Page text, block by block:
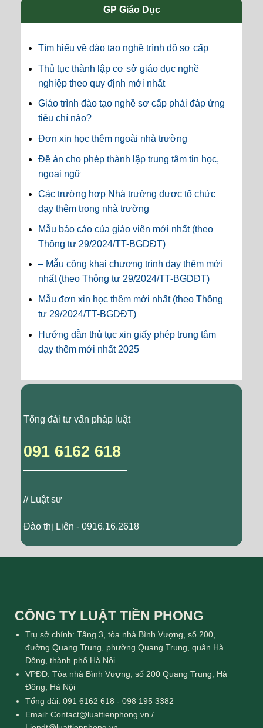
GP Giáo Dục
Tìm hiểu về đào tạo nghề trình độ sơ cấp
Thủ tục thành lập cơ sở giáo dục nghề
nghiệp theo quy định mới nhất
Giáo trình đào tạo nghề sơ cấp phải đáp ứng
tiêu chí nào?
Đơn xin học thêm ngoài nhà trường
Đề án cho phép thành lập trung tâm tin học,
ngoại ngữ
Các trường hợp Nhà trường được tổ chức
dạy thêm trong nhà trường
Mẫu báo cáo của giáo viên mới nhất (theo
Thông tư 29/2024/TT-BGDĐT)
– Mẫu công khai chương trình dạy thêm mới
nhất (theo Thông tư 29/2024/TT-BGDĐT)
Mẫu đơn xin học thêm mới nhất (theo Thông
tư 29/2024/TT-BGDĐT)
Hướng dẫn thủ tục xin giấy phép trung tâm
dạy thêm mới nhất 2025
Tổng đài tư vấn pháp luật
091 6162 618
// Luật sư
Đào thị Liên - 0916.16.2618
CÔNG TY LUẬT TIỀN PHONG
Trụ sở chính: Tầng 3, tòa nhà Bình Vượng, số 200,
đường Quang Trung, phường Quang Trung, quận Hà
Đông, thành phố Hà Nội
VPĐD: Tòa nhà Bình Vượng, số 200 Quang Trung, Hà
Đông, Hà Nội
Tổng đài: 091 6162 618 - 098 195 3382
Email: Contact@luattienphong.vn /